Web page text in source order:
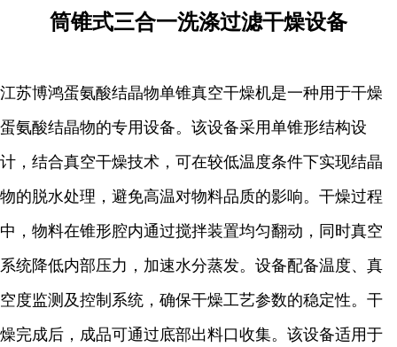
筒锥式三合一洗涤过滤干燥设备
江苏博鸿蛋氨酸结晶物单锥真空干燥机是一种用于干燥
蛋氨酸结晶物的专用设备。该设备采用单锥形结构设
计，结合真空干燥技术，可在较低温度条件下实现结晶
物的脱水处理，避免高温对物料品质的影响。干燥过程
中，物料在锥形腔内通过搅拌装置均匀翻动，同时真空
系统降低内部压力，加速水分蒸发。设备配备温度、真
空度监测及控制系统，确保干燥工艺参数的稳定性。干
燥完成后，成品可通过底部出料口收集。该设备适用于